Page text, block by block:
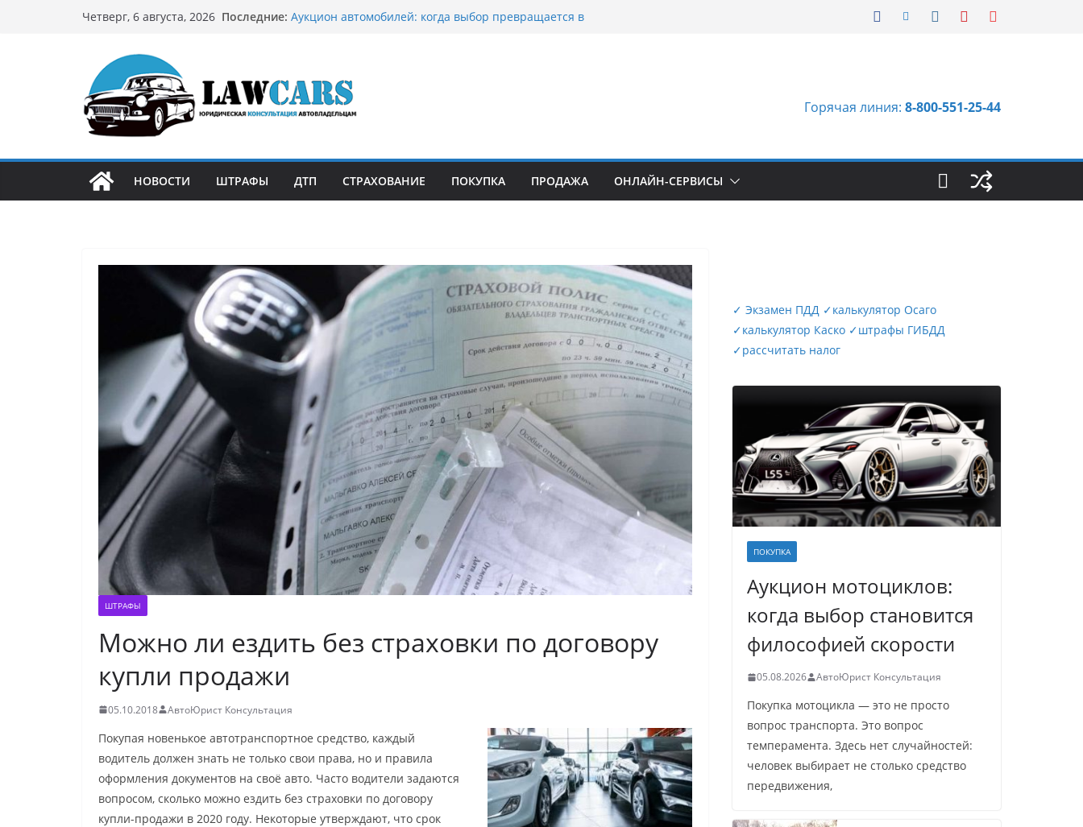
Четверг, 6 августа, 2026 Последние: Аукцион автомобилей: когда выбор превращается в
Срочный выкуп битых авто в Москве: почему
автовладельцы выбирают mos-auto
Бриллиантовые серьги: вечная классика или
может подойти
Горячая линия: 8-800-551-25-44
НОВОСТИ ШТРАФЫ ДТП СТРАХОВАНИЕ ПОКУПКА ПРОДАЖА ОНЛАЙН-СЕРВИСЫ
ШТРАФЫ
Можно ли ездить без страховки по договору
купли продажи
05.10.2018 АвтоЮрист Консультация
Покупая новенькое автотранспортное средство, каждый
водитель должен знать не только свои права, но и правила
оформления документов на своё авто. Часто водители задаются
вопросом, сколько можно ездить без страховки по договору
купли-продажи в 2020 году. Некоторые утверждают, что срок
✓ Экзамен ПДД ✓калькулятор Осаго
✓калькулятор Каско ✓штрафы ГИБДД
✓рассчитать налог
ПОКУПКА
Аукцион мотоциклов:
когда выбор становится
философией скорости
05.08.2026 АвтоЮрист Консультация
Покупка мотоцикла — это не просто
вопрос транспорта. Это вопрос
темперамента. Здесь нет случайностей:
человек выбирает не столько средство
передвижения,